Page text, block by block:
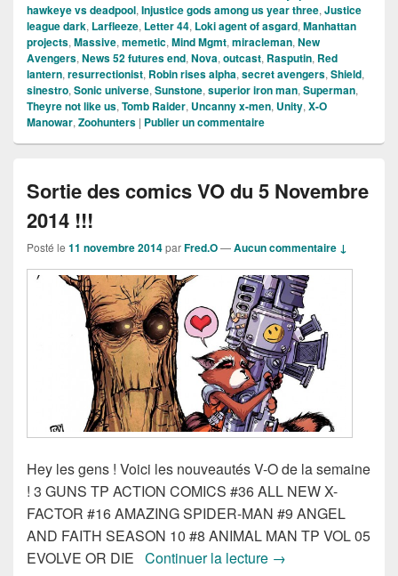
hawkeye vs deadpool, Injustice gods among us year three, Justice
league dark, Larfleeze, Letter 44, Loki agent of asgard, Manhattan
projects, Massive, memetic, Mind Mgmt, miracleman, New
Avengers, News 52 futures end, Nova, outcast, Rasputin, Red
lantern, resurrectionist, Robin rises alpha, secret avengers, Shield,
sinestro, Sonic universe, Sunstone, superior iron man, Superman,
Theyre not like us, Tomb Raider, Uncanny x-men, Unity, X-O
Manowar, Zoohunters | Publier un commentaire
Sortie des comics VO du 5 Novembre
2014 !!!
Posté le 11 novembre 2014parFred.O—Aucun commentaire ↓
Hey les gens ! Voici les nouveautés V-O de la semaine
! 3 GUNS TP ACTION COMICS #36 ALL NEW X-
FACTOR #16 AMAZING SPIDER-MAN #9 ANGEL
AND FAITH SEASON 10 #8 ANIMAL MAN TP VOL 05
EVOLVE OR DIE Continuer la lecture Sortie des comics
→